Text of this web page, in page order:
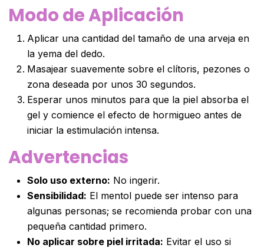
Modo de Aplicación
Aplicar una cantidad del tamaño de una arveja en
la yema del dedo.
Masajear suavemente sobre el clítoris, pezones o
zona deseada por unos 30 segundos.
Esperar unos minutos para que la piel absorba el
gel y comience el efecto de hormigueo antes de
iniciar la estimulación intensa.
Advertencias
Solo uso externo: No ingerir.
Sensibilidad: El mentol puede ser intenso para
algunas personas; se recomienda probar con una
pequeña cantidad primero.
No aplicar sobre piel irritada: Evitar el uso si